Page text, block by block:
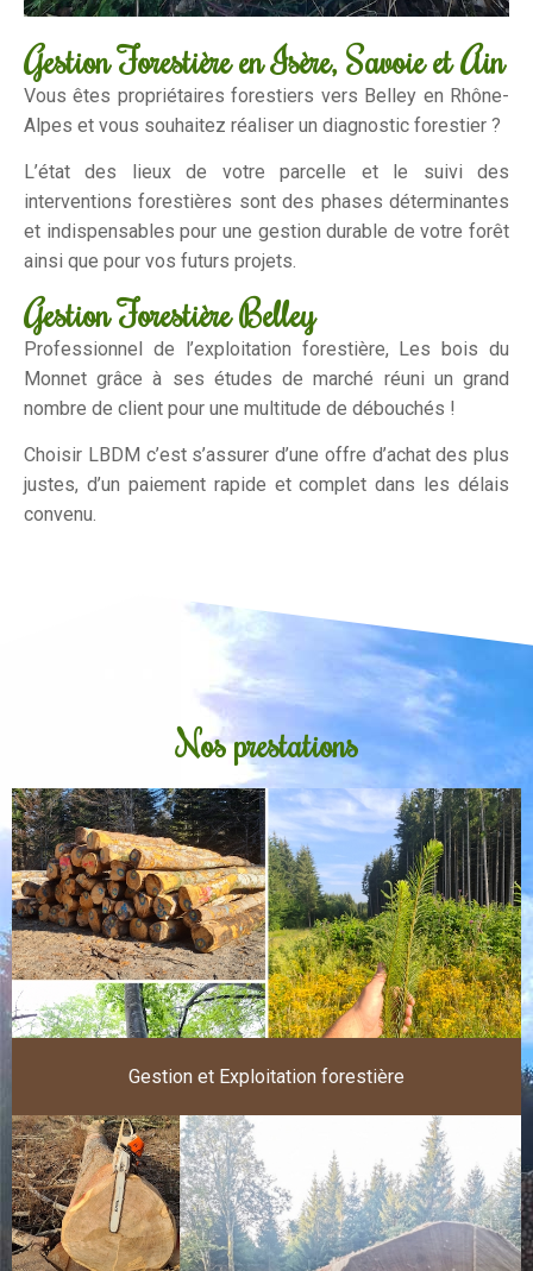
Gestion Forestière en Isère, Savoie et Ain
Vous êtes propriétaires forestiers vers Belley en Rhône-
Alpes et vous souhaitez réaliser un diagnostic forestier ?
L’état des lieux de votre parcelle et le suivi des
interventions forestières sont des phases déterminantes
et indispensables pour une gestion durable de votre forêt
ainsi que pour vos futurs projets.
Gestion Forestière Belley
Professionnel de l’exploitation forestière, Les bois du
Monnet grâce à ses études de marché réuni un grand
nombre de client pour une multitude de débouchés !
Choisir LBDM c’est s’assurer d’une offre d’achat des plus
justes, d’un paiement rapide et complet dans les délais
convenu.
Nos prestations
Gestion et Exploitation forestière